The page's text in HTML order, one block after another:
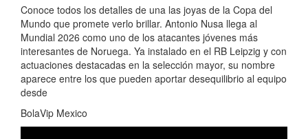
Conoce todos los detalles de una las joyas de la Copa del
Mundo que promete verlo brillar. Antonio Nusa llega al
Mundial 2026 como uno de los atacantes jóvenes más
interesantes de Noruega. Ya instalado en el RB Leipzig y con
actuaciones destacadas en la selección mayor, su nombre
aparece entre los que pueden aportar desequilibrio al equipo
desde
BolaVip Mexico